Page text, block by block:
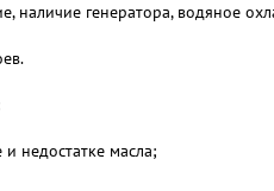
наличие генератора, водяное
недостатке масла;